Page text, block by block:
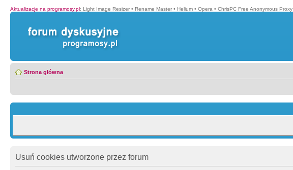
Aktualizacje na programosy.pl: Light Image Resizer • Rename Master • Helium • Opera • ChrisPC Free Anonymous Proxy
Strona główna
Usuń cookies utworzone przez forum